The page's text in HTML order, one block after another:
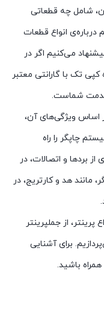
شامل چه قطعاتی
انواع قطعات
می‌کنیم اگر در
تک با گارانتی معتبر
خدمت شماست.
اساس ویژگی‌های آن،
چاپگر را راه
بردها و اتصالات، در
مانند هد و کارتریج، در
از جملپرینتر
برای آشنایی
باشید.